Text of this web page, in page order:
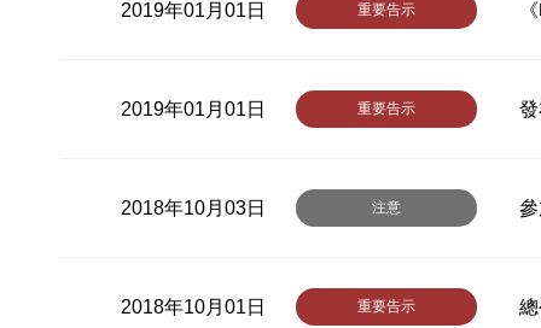
2019年01月01日 重要告示
2019年01月01日 重要告示
2018年10月03日 注意
2018年10月01日 重要告示